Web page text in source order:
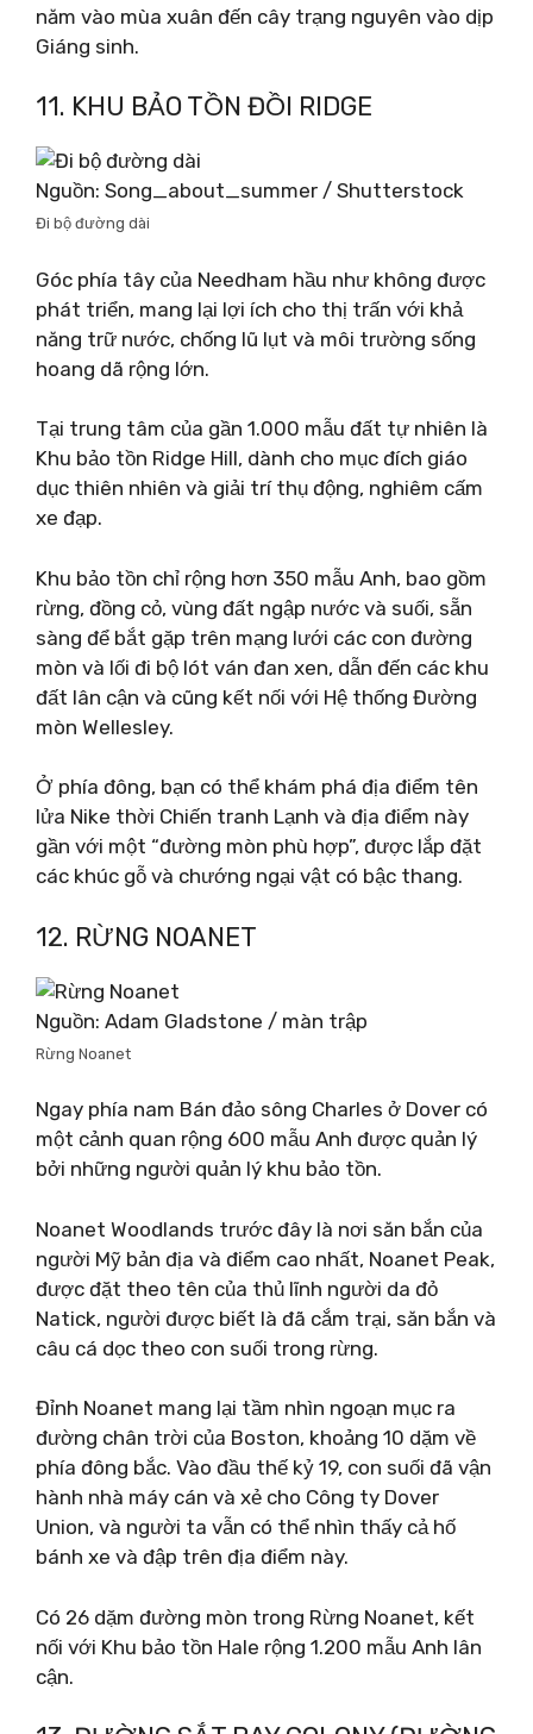
năm vào mùa xuân đến cây trạng nguyên vào dịp
Giáng sinh.
11. KHU BẢO TỒN ĐỒI RIDGE
Nguồn: Song_about_summer / Shutterstock
Đi bộ đường dài
Góc phía tây của Needham hầu như không được
phát triển, mang lại lợi ích cho thị trấn với khả
năng trữ nước, chống lũ lụt và môi trường sống
hoang dã rộng lớn.
Tại trung tâm của gần 1.000 mẫu đất tự nhiên là
Khu bảo tồn Ridge Hill, dành cho mục đích giáo
dục thiên nhiên và giải trí thụ động, nghiêm cấm
xe đạp.
Khu bảo tồn chỉ rộng hơn 350 mẫu Anh, bao gồm
rừng, đồng cỏ, vùng đất ngập nước và suối, sẵn
sàng để bắt gặp trên mạng lưới các con đường
mòn và lối đi bộ lót ván đan xen, dẫn đến các khu
đất lân cận và cũng kết nối với Hệ thống Đường
mòn Wellesley.
Ở phía đông, bạn có thể khám phá địa điểm tên
lửa Nike thời Chiến tranh Lạnh và địa điểm này
gần với một “đường mòn phù hợp”, được lắp đặt
các khúc gỗ và chướng ngại vật có bậc thang.
12. RỪNG NOANET
Nguồn: Adam Gladstone / màn trập
Rừng Noanet
Ngay phía nam Bán đảo sông Charles ở Dover có
một cảnh quan rộng 600 mẫu Anh được quản lý
bởi những người quản lý khu bảo tồn.
Noanet Woodlands trước đây là nơi săn bắn của
người Mỹ bản địa và điểm cao nhất, Noanet Peak,
được đặt theo tên của thủ lĩnh người da đỏ
Natick, người được biết là đã cắm trại, săn bắn và
câu cá dọc theo con suối trong rừng.
Đỉnh Noanet mang lại tầm nhìn ngoạn mục ra
đường chân trời của Boston, khoảng 10 dặm về
phía đông bắc. Vào đầu thế kỷ 19, con suối đã vận
hành nhà máy cán và xẻ cho Công ty Dover
Union, và người ta vẫn có thể nhìn thấy cả hố
bánh xe và đập trên địa điểm này.
Có 26 dặm đường mòn trong Rừng Noanet, kết
nối với Khu bảo tồn Hale rộng 1.200 mẫu Anh lân
cận.